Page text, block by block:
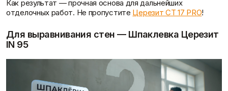
Как результат — прочная основа для дальнейших
отделочных работ. Не пропустите Церезит CT 17 PRO!
Для выравнивания стен — Шпаклевка Церезит
IN 95